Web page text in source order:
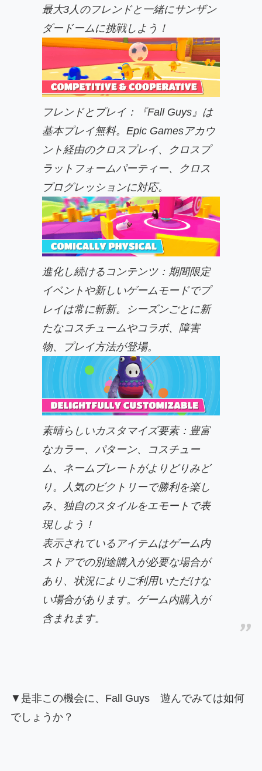
最大3人のフレンドと一緒にサンザン
ダードームに挑戦しよう！
フレンドとプレイ：『Fall Guys』は
基本プレイ無料。Epic Gamesアカウ
ント経由のクロスプレイ、クロスプ
ラットフォームパーティー、クロス
プログレッションに対応。
進化し続けるコンテンツ：期間限定
イベントや新しいゲームモードでプ
レイは常に斬新。シーズンごとに新
たなコスチュームやコラボ、障害
物、プレイ方法が登場。
素晴らしいカスタマイズ要素：豊富
なカラー、パターン、コスチュー
ム、ネームプレートがよりどりみど
り。人気のビクトリーで勝利を楽し
み、独自のスタイルをエモートで表
現しよう！
表示されているアイテムはゲーム内
ストアでの別途購入が必要な場合が
あり、状況によりご利用いただけな
い場合があります。ゲーム内購入が
含まれます。
▼是非この機会に、Fall Guys 遊んでみては如何
でしょうか？